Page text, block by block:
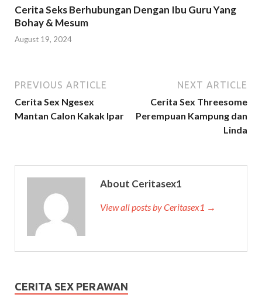
Cerita Seks Berhubungan Dengan Ibu Guru Yang
Bohay & Mesum
August 19, 2024
PREVIOUS ARTICLE
Cerita Sex Ngesex
Mantan Calon Kakak Ipar
NEXT ARTICLE
Cerita Sex Threesome
Perempuan Kampung dan
Linda
About Ceritasex1
View all posts by Ceritasex1 →
CERITA SEX PERAWAN